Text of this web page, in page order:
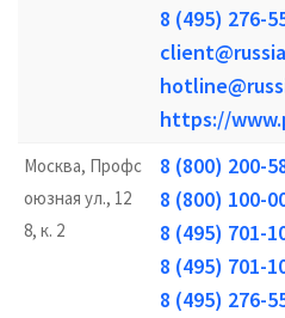
8 (495) 276-
https://
Москва, Профс
оюзная ул., 12
8, к. 2
8 (800) 200-
8 (800) 100-
8 (495) 701-
8 (495) 701-
8 (495) 276-